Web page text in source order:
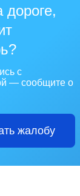
дороге,
с
— сообщите о
жалобу